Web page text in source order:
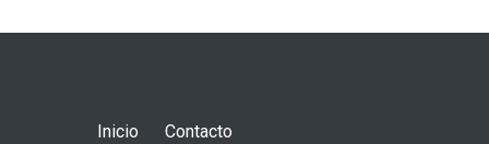
Inicio
Contacto